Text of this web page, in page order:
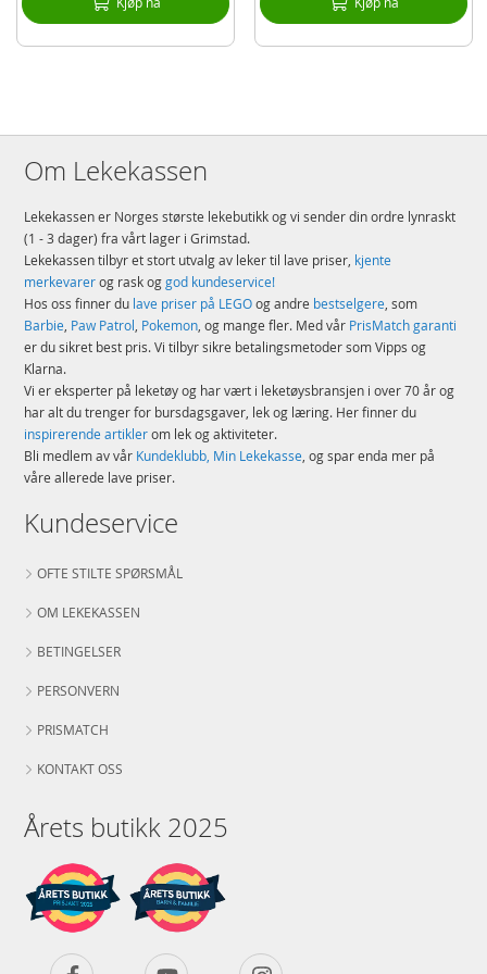
Merk: Les bruksanvisning nøye før bruk og ved førstegangs-opplading.
Firhjulingen må alltid brukes under tilsyn av en voksen person, og må ikke
Produktdetaljer
Modell OR0101
EAN 8005475412411
Peg Perego
Om Lekekassen
Lekekassen er Norges største lekebutikk og vi sender din ordre lynraskt
(1 - 3 dager) fra vårt lager i Grimstad.
Lekekassen tilbyr et stort utvalg av leker til lave priser, kjente
merkevarerog rask oggod kundeservice!
Hos oss finner du lave priser på LEGOog andre bestselgere, som
Barbie, Paw Patrol, Pokemon, og mange fler. Med vår PrisMatch garanti
er du sikret best pris. Vi tilbyr sikre betalingsmetoder som Vipps og
Klarna.
Vi er eksperter på leketøy og har vært i leketøysbransjen i over 70 år og
har alt du trenger for bursdagsgaver, lek og læring. Her finner du
inspirerende artiklerom lek og aktiviteter.
Bli medlem av vår Kundeklubb, Min Lekekasse, og spar enda mer på
våre allerede lave priser.
Kundeservice
OFTE STILTE SPØRSMÅL
OM LEKEKASSEN
BETINGELSER
PERSONVERN
PRISMATCH
KONTAKT OSS
Årets butikk 2025